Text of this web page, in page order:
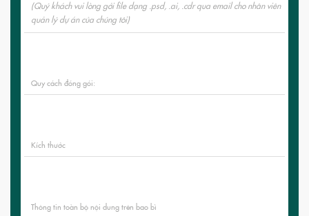
(Quý khách vui lòng gởi file dạng .psd, .ai, .cdr qua email cho nhân viên
quản lý dự án của chúng tôi)
Quy cách đóng gói:
Kích thước
Thông tin toàn bộ nội dung trên bao bì